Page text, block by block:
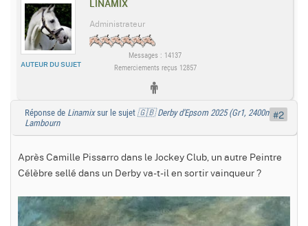
LINAMIX
AUTEUR DU SUJET
Administrateur
Messages : 14137
Remerciements reçus 12857
Réponse de Linamixsur le sujet 🇬🇧 Derby d'Epsom 2025 (Gr1, 2400m) :
Lambourn
Après Camille Pissarro dans le Jockey Club, un autre Peintre
Célèbre sellé dans un Derby va-t-il en sortir vainqueur ?
#2